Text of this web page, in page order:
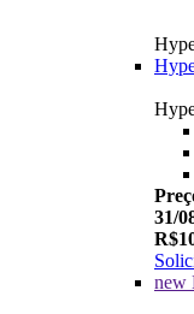
31/
new